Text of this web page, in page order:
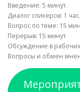
Введение: 5 минут.
Диалог спикеров: 1 час.
Вопрос по теме: 15
Перерыв: 15 минут.
Обсуждение в рабочих
Вопросы и обмен